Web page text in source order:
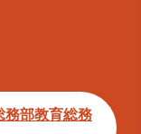
務部教育総務